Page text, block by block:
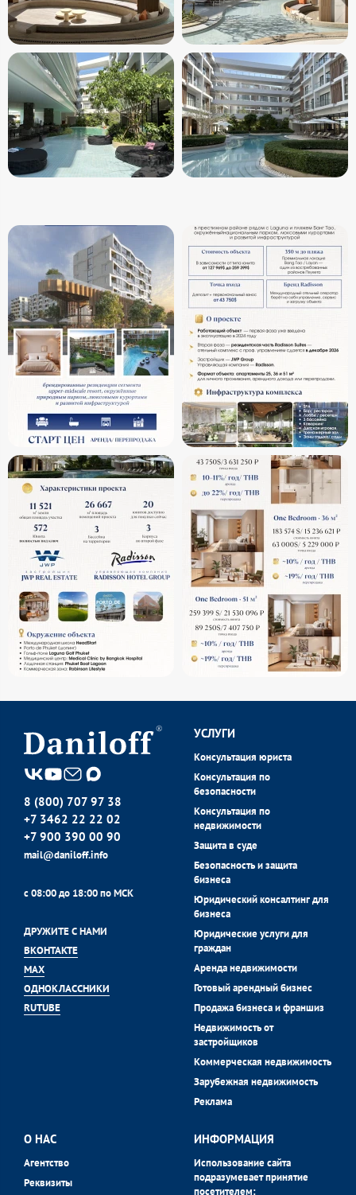
8 (800) 707 97 38
+7 3462 22 22 02
+7 900 390 00 90
mail@daniloff.info
с 08:00 до 18:00 по МСК
ДРУЖИТЕ С НАМИ
ВКОНТАКТЕ
MAX
ОДНОКЛАССНИКИ
RUTUBE
УСЛУГИ
Консультация юриста
Консультация по
безопасности
Консультация по
недвижимости
Защита в суде
Безопасность и защита
бизнеса
Юридический консалтинг для
бизнеса
Юридические услуги для
граждан
Аренда недвижимости
Готовый арендный бизнес
Продажа бизнеса и франшиз
Недвижимость от
застройщиков
Коммерческая недвижимость
Зарубежная недвижимость
Реклама
О НАС
Агентство
Реквизиты
ИНФОРМАЦИЯ
Использование сайта
подразумевает принятие
посетителем: